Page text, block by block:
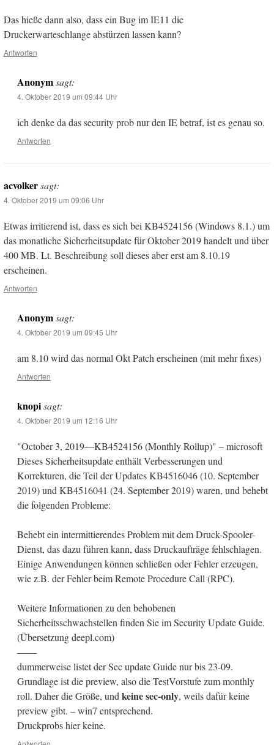
Das hieße dann also, dass ein Bug im IE11 die
Druckerwarteschlange abstürzen lassen kann?
Antworten
Anonym sagt:
4. Oktober 2019 um 09:44 Uhr
ich denke da das security prob nur den IE betraf, ist es genau so.
Antworten
acvolkersagt:
4. Oktober 2019 um 09:06 Uhr
Etwas irritierend ist, dass es sich bei KB4524156 (Windows 8.1.) um
das monatliche Sicherheitsupdate für Oktober 2019 handelt und über
400 MB. Lt. Beschreibung soll dieses aber erst am 8.10.19
erscheinen.
Antworten
Anonym sagt:
4. Oktober 2019 um 09:45 Uhr
am 8.10 wird das normal Okt Patch erscheinen (mit mehr fixes)
Antworten
knopi sagt:
4. Oktober 2019 um 12:16 Uhr
"October 3, 2019—KB4524156 (Monthly Rollup)" – microsoft
Dieses Sicherheitsupdate enthält Verbesserungen und
Korrekturen, die Teil der Updates KB4516046 (10. September
2019) und KB4516041 (24. September 2019) waren, und behebt
die folgenden Probleme:
Behebt ein intermittierendes Problem mit dem Druck-Spooler-
Dienst, das dazu führen kann, dass Druckaufträge fehlschlagen.
Einige Anwendungen können schließen oder Fehler erzeugen,
wie z.B. der Fehler beim Remote Procedure Call (RPC).
Weitere Informationen zu den behobenen
Sicherheitsschwachstellen finden Sie im Security Update Guide.
(Übersetzung deepl.com)
——
dummerweise listet der Sec update Guide nur bis 23-09.
Grundlage ist die preview, also die TestVorstufe zum monthly
roll. Daher die Größe, und keine sec-only, weils dafür keine
preview gibt. – win7 entsprechend.
Druckprobs hier keine.